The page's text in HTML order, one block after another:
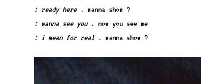
: ready here . wanna show ?
: wanna see you . now you see me
: i mean for real . wanna show ?